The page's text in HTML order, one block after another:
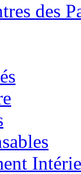
des